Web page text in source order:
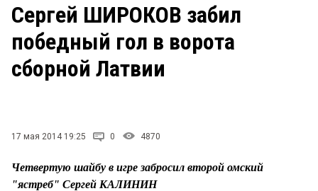
ЗАКОН
НОВОСТИ КОМПАНИЙ
Рейтинги
Блоги
Сергей ШИРОКОВ забил
победный гол в ворота
сборной Латвии
17 мая 2014 19:25 0 4870
Четвертую шайбу в игре забросил второй омский
"ястреб" Сергей КАЛИНИН